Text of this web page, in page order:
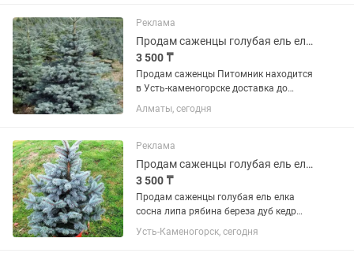
индрайвер
Реклама
Продам саженцы голубая ель елка сосна липа рябина береза дуб кедр липа
3 500 ₸
Продам саженцы Питомник находится
в Усть-каменогорске доставка до
вашего города транспортной
компанией голубая ель елка сосна
Алматы, сегодня
Реклама
Продам саженцы голубая ель елка сосна липа рябина береза дуб кедр липа
3 500 ₸
Продам саженцы голубая ель елка
сосна липа рябина береза дуб кедр
липа рябина
Усть-Каменогорск, сегодня